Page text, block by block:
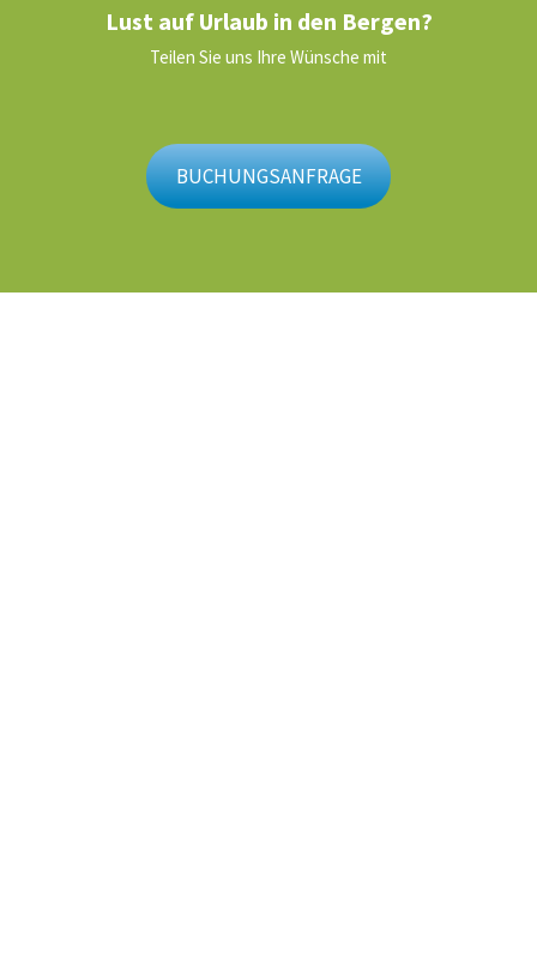
Lust auf Urlaub in den Bergen?
Teilen Sie uns Ihre Wünsche mit
BUCHUNGSANFRAGE